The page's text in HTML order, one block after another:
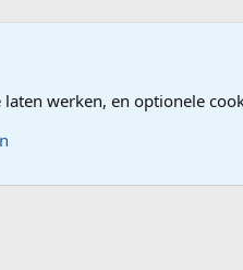
Games
laten werken, en optionele